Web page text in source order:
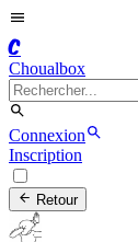
C
Choualbox
Connexion
Inscription
Retour